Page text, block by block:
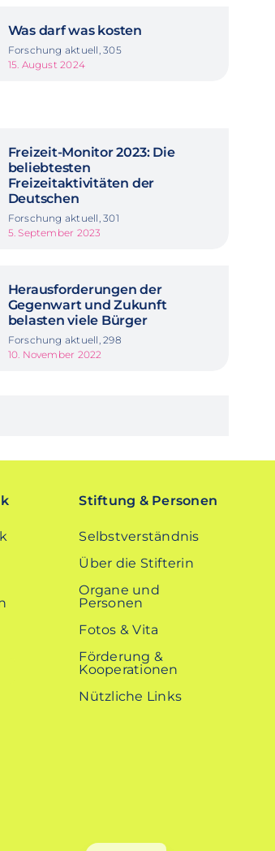
Was darf was kosten
Forschung aktuell, 305
15. August 2024
Freizeit-Monitor 2023: Die
beliebtesten
Freizeitaktivitäten der
Deutschen
Forschung aktuell, 301
5. September 2023
Herausforderungen der
Gegenwart und Zukunft
belasten viele Bürger
Forschung aktuell, 298
10. November 2022
Stiftung & Personen
Selbstverständnis
Über die Stifterin
Organe und
Personen
Fotos & Vita
Förderung &
Kooperationen
Nützliche Links